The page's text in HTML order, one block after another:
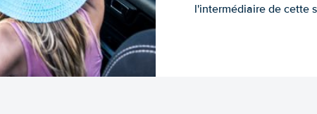
l'intermédiaire de cette